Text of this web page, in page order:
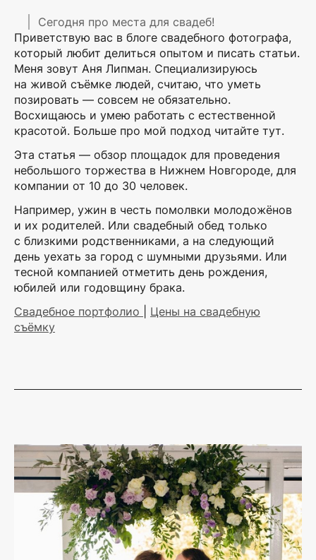
Сегодня про места для свадеб!
Приветствую вас в блоге свадебного фотографа,
который любит делиться опытом и писать статьи.
Меня зовут Аня Липман. Специализируюсь
на живой съёмке людей, считаю, что уметь
позировать — совсем не обязательно.
Восхищаюсь и умею работать с естественной
красотой. Больше про мой подход читайте тут.
Эта статья — обзор площадок для проведения
небольшого торжества в Нижнем Новгороде, для
компании от 10 до 30 человек.
Например, ужин в честь помолвки молодожёнов
и их родителей. Или свадебный обед только
с близкими родственниками, а на следующий
день уехать за город с шумными друзьями. Или
тесной компанией отметить день рождения,
юбилей или годовщину брака.
Свадебное портфолио
Цены на свадебную
съёмку